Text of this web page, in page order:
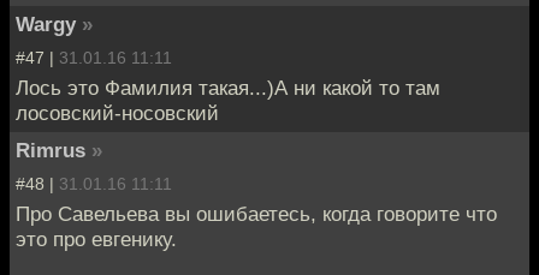
Wargy »
#47 | 31.01.16 11:11
Лось это Фамилия такая...)А ни какой то там
лосовский-носовский
Rimrus »
#48 | 31.01.16 11:11
Про Савельева вы ошибаетесь, когда говорите что
это про евгенику.